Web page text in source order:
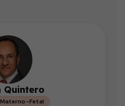
Quintero
Fetal